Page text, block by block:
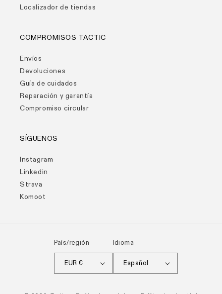
Localizador de tiendas
COMPROMISOS TACTIC
Envíos
Devoluciones
Guía de cuidados
Reparación y garantía
Compromiso circular
SÍGUENOS
Instagram
Linkedin
Strava
Komoot
País/región
EUR €
Idioma
Español